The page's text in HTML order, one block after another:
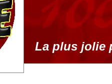
La plus jolie